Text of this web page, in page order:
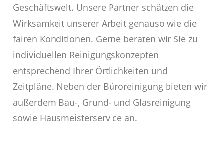
Geschäftswelt. Unsere Partner schätzen die
Wirksamkeit unserer Arbeit genauso wie die
fairen Konditionen. Gerne beraten wir Sie zu
individuellen Reinigungskonzepten
entsprechend Ihrer Örtlichkeiten und
Zeitpläne. Neben der Büroreinigung bieten wir
außerdem Bau-, Grund- und Glasreinigung
sowie Hausmeisterservice an.